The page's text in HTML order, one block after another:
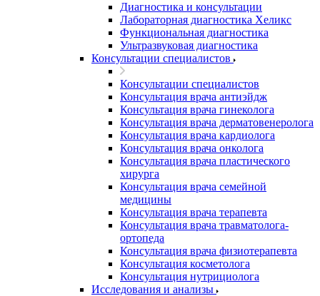
Диагностика и консультации
Лабораторная диагностика Хеликс
Функциональная диагностика
Ультразвуковая диагностика
Консультации специалистов
Консультации специалистов
Консультация врача антиэйдж
Консультация врача гинеколога
Консультация врача дерматовенеролога
Консультация врача кардиолога
Консультация врача онколога
Консультация врача пластического
хирурга
Консультация врача семейной
медицины
Консультация врача терапевта
Консультация врача травматолога-
ортопеда
Консультация врача физиотерапевта
Консультация косметолога
Консультация нутрициолога
Исследования и анализы